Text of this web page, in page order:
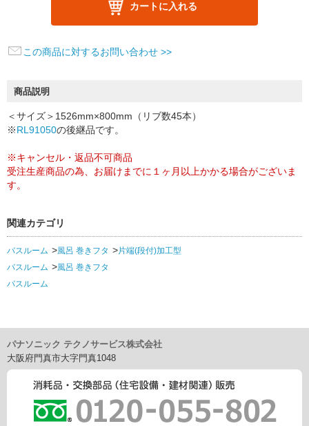
カートに入れる
この商品に対するお問い合わせ >>
商品説明
＜サイズ＞1526mm×800mm（リブ数45本）
※RL91050の後継品です。
※キャンセル・返品不可商品
受注生産商品の為、お届けまでに１ヶ月以上かかる場合がございま
す。
関連カテゴリ
バスルーム 風呂 巻きフタ
片端(段付)加工型
バスルーム
風呂 巻きフタ
バスルーム
パナソニック テクノサービス株式会社
大阪府門真市大字門真1048